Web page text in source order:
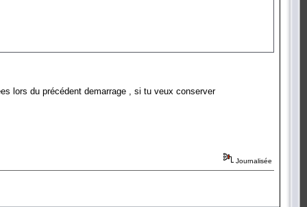
lors du précédent demarrage , si tu veux conserver
Journalisée